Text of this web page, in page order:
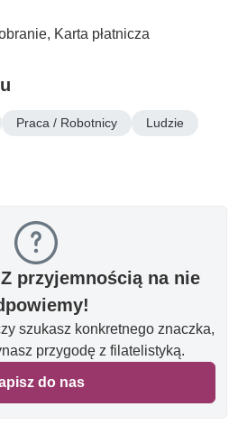
Karta płatnicza
Praca / Robotnicy
Ludzie
przyjemnością na nie
szukasz konkretnego znaczka,
przygodę z filatelistyką.
do nas